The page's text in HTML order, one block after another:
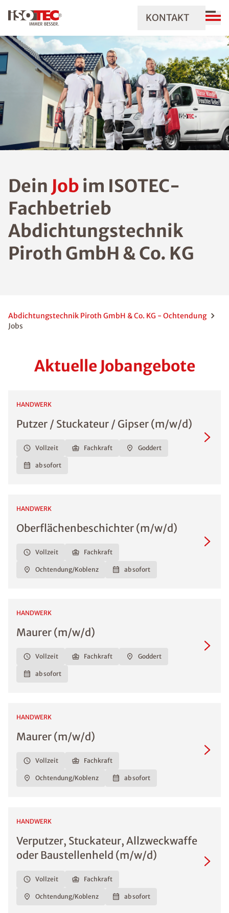
KONTAKT
Dein Job im ISOTEC-
Fachbetrieb
Abdichtungstechnik
Piroth GmbH & Co. KG
Abdichtungstechnik Piroth GmbH & Co. KG - Ochtendung
Jobs
Aktuelle Jobangebote
HANDWERK
Putzer / Stuckateur / Gipser (m/w/d)
Vollzeit Fachkraft Goddert
ab sofort
HANDWERK
Oberflächenbeschichter (m/w/d)
Vollzeit Fachkraft
Ochtendung/Koblenz ab sofort
HANDWERK
Maurer (m/w/d)
Vollzeit Fachkraft Goddert
ab sofort
HANDWERK
Maurer (m/w/d)
Vollzeit Fachkraft
Ochtendung/Koblenz ab sofort
HANDWERK
Verputzer, Stuckateur, Allzweckwaffe
oder Baustellenheld (m/w/d)
Vollzeit Fachkraft
Ochtendung/Koblenz ab sofort